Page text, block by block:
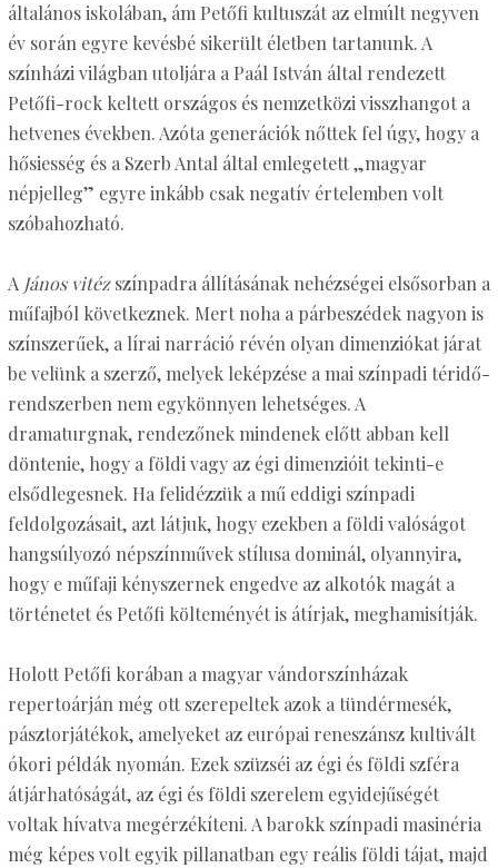
általános iskolában, ám Petőfi kultuszát az elmúlt negyven
év során egyre kevésbé sikerült életben tartanunk. A
színházi világban utoljára a Paál István által rendezett
Petőfi-rock keltett országos és nemzetközi visszhangot a
hetvenes években. Azóta generációk nőttek fel úgy, hogy a
hősiesség és a Szerb Antal által emlegetett „magyar
népjelleg” egyre inkább csak negatív értelemben volt
szóbahozható.
A János vitézszínpadra állításának nehézségei elsősorban a
műfajból következnek. Mert noha a párbeszédek nagyon is
színszerűek, a lírai narráció révén olyan dimenziókat járat
be velünk a szerző, melyek leképzése a mai színpadi téridő-
rendszerben nem egykönnyen lehetséges. A
dramaturgnak, rendezőnek mindenek előtt abban kell
döntenie, hogy a földi vagy az égi dimenzióit tekinti-e
elsődlegesnek. Ha felidézzük a mű eddigi színpadi
feldolgozásait, azt látjuk, hogy ezekben a földi valóságot
hangsúlyozó népszínművek stílusa dominál, olyannyira,
hogy e műfaji kényszernek engedve az alkotók magát a
történetet és Petőfi költeményét is átírjak, meghamisítják.
Holott Petőfi korában a magyar vándorszínházak
repertoárján még ott szerepeltek azok a tündérmesék,
pásztorjátékok, amelyeket az európai reneszánsz kultivált
ókori példák nyomán. Ezek szüzséi az égi és földi szféra
átjárhatóságát, az égi és földi szerelem egyidejűségét
voltak hívatva megérzékíteni. A barokk színpadi masinéria
még képes volt egyik pillanatban egy reális földi tájat, majd